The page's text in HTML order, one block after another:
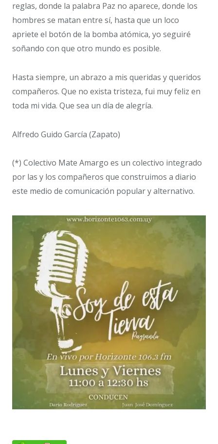
reglas, donde la palabra Paz no aparece, donde los
hombres se matan entre sí, hasta que un loco
apriete el botón de la bomba atómica, yo seguiré
soñando con que otro mundo es posible.
Hasta siempre, un abrazo a mis queridas y queridos
compañeros. Que no exista tristeza, fui muy feliz en
toda mi vida. Que sea un día de alegría.
Alfredo Guido García (Zapato)
(*) Colectivo Mate Amargo es un colectivo integrado
por las y los compañeros que construimos a diario
este medio de comunicación popular y alternativo.